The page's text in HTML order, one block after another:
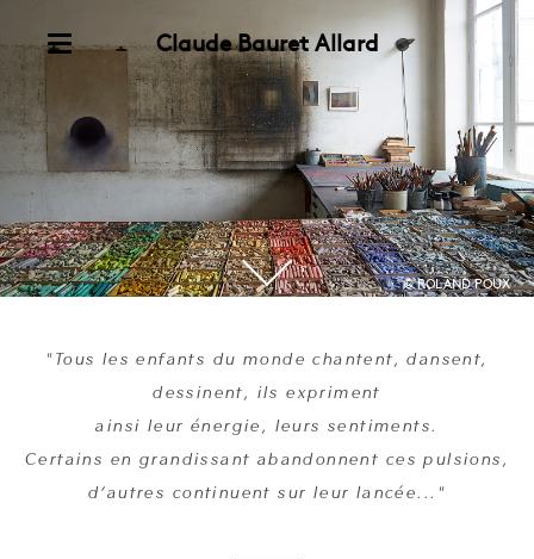
to
content
Claude Bauret Allard
© ROLAND POUX
"Tous les enfants du monde chantent, dansent,
dessinent, ils expriment
ainsi leur énergie, leurs sentiments.
Certains en grandissant abandonnent ces pulsions,
d’autres continuent sur leur lancée..."